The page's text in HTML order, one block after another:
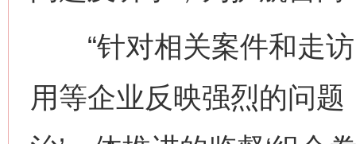
“针对相关案件和走访
用等企业反映强烈的问题